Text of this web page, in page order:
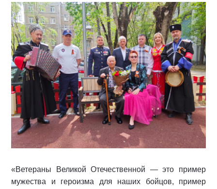
«Ветераны Великой Отечественной — это пример
мужества и героизма для наших бойцов, пример